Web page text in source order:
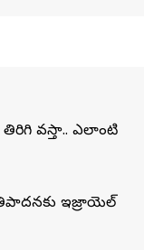
తిరిగి వస్తా.. ఎలాంటి
ఇజ్రాయెల్